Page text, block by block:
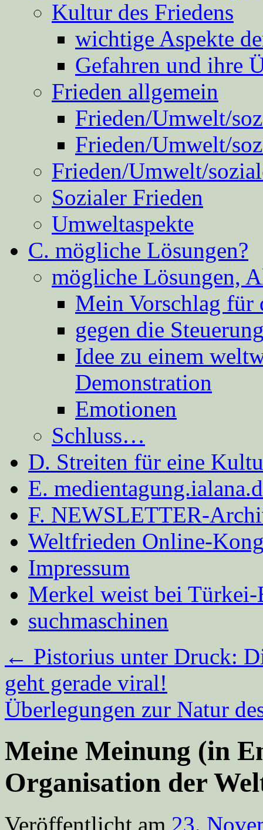
Kultur des Friedens
wichtige Aspekte
Gefahren und ihre
Frieden allgemein
Frieden/Umwelt/
Frieden/Umwelt/
Frieden/Umwelt/
Sozialer Frieden
Umweltaspekte
C. mögliche Lösungen?
mögliche Lösungen,
Mein Vorschlag für
gegen die
Idee zu einem
Demonstration
Emotionen
Schluss…
D. Streiten für eine
E.
F. NEWSLETTER-
Weltfrieden Online-
Impressum
Merkel weist bei
suchmaschinen
← Pistorius unter Druck:
geht gerade viral!
Überlegungen zur Natur
Meine Meinung (in
Organisation der
Veröffentlicht am 23.